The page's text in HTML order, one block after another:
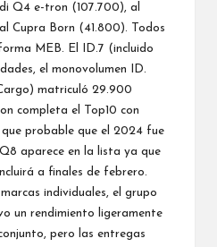
Q4 e-tron (107.700), al
Cupra Born (41.800). Todos
MEB. El ID.7 (incluido
el monovolumen ID.
matriculó 29.900
completa el Top10 con
probable que el 2024 fue
aparece en la lista ya que
a finales de febrero.
individuales, el grupo
un rendimiento ligeramente
pero las entregas